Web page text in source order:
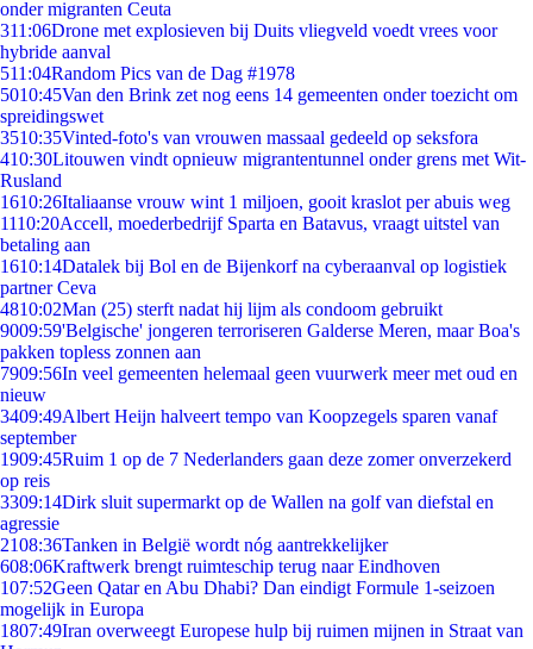
onder migranten Ceuta
311:06Drone met explosieven bij Duits vliegveld voedt vrees voor
hybride aanval
511:04Random Pics van de Dag #1978
5010:45Van den Brink zet nog eens 14 gemeenten onder toezicht om
spreidingswet
3510:35Vinted-foto's van vrouwen massaal gedeeld op seksfora
410:30Litouwen vindt opnieuw migrantentunnel onder grens met Wit-
Rusland
1610:26Italiaanse vrouw wint 1 miljoen, gooit kraslot per abuis weg
1110:20Accell, moederbedrijf Sparta en Batavus, vraagt uitstel van
betaling aan
1610:14Datalek bij Bol en de Bijenkorf na cyberaanval op logistiek
partner Ceva
4810:02Man (25) sterft nadat hij lijm als condoom gebruikt
9009:59'Belgische' jongeren terroriseren Galderse Meren, maar Boa's
pakken topless zonnen aan
7909:56In veel gemeenten helemaal geen vuurwerk meer met oud en
nieuw
3409:49Albert Heijn halveert tempo van Koopzegels sparen vanaf
september
1909:45Ruim 1 op de 7 Nederlanders gaan deze zomer onverzekerd
op reis
3309:14Dirk sluit supermarkt op de Wallen na golf van diefstal en
agressie
2108:36Tanken in België wordt nóg aantrekkelijker
608:06Kraftwerk brengt ruimteschip terug naar Eindhoven
107:52Geen Qatar en Abu Dhabi? Dan eindigt Formule 1-seizoen
mogelijk in Europa
1807:49Iran overweegt Europese hulp bij ruimen mijnen in Straat van